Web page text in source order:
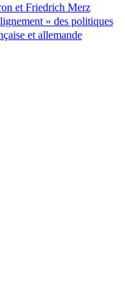
et Friedrich Merz
» des politiques
et allemande